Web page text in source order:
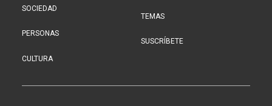
SOCIEDAD
PERSONAS
CULTURA
TEMAS
SUSCRÍBETE